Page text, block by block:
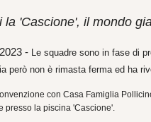
la 'Cascione', il mondo
- Le squadre sono in fase di
però non è rimasta ferma ed ha
con Casa Famiglia
presso la piscina 'Cascione'.